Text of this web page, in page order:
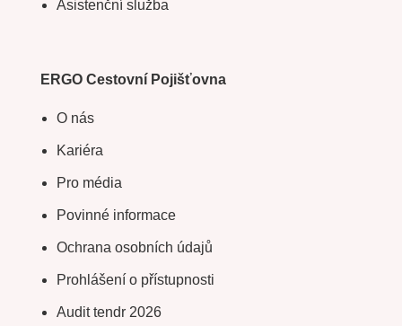
Asistenční služba
ERGO Cestovní Pojišťovna
O nás
Kariéra
Pro média
Povinné informace
Ochrana osobních údajů
Prohlášení o přístupnosti
Audit tendr 2026